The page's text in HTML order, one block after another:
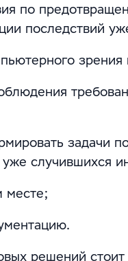
по
последствий
зрения
задачи
случившихся
месте;
решений стоит